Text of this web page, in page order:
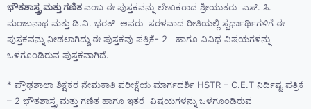
ಭೌತಶಾಸ್ತ್ರ ಮತ್ತು ಗಣಿತಎಂಬ ಈ ಪುಸ್ತಕವನ್ನು ಲೇಖಕರಾದ ಶ್ರೀಯುತರು ಎಸ್.‌ ಸಿ.
ಮಂಜುನಾಥ ಮತ್ತು ಡಿ.ವಿ. ಭರತ್‌ ಅವರು ಸರಳವಾದ ರೀತಿಯಲ್ಲಿ ಸ್ಪರ್ಧಾರ್ಥಿಗಳಿಗೆ ಈ
ಪುಸ್ತಕವನ್ನು ನೀಡಲಾಗಿದ್ದು ಈ ಪುಸ್ತಕವು ಪತ್ರಿಕೆ- 2 ಹಾಗೂ ವಿವಿಧ ವಿಷಯಗಳನ್ನು
ಒಳಗೂಂಡಿರುವ ಪುಸ್ತಕವಾಗಿದೆ.
* ಪ್ರೌಢಶಾಲಾ ಶಿಕ್ಷಕರ ನೇಮಕಾತಿ ಪರೀಕ್ಷೆಯ ಮಾರ್ಗದರ್ಶಿ HSTR – C.E.T ನಿರ್ದಿಷ್ಟ ಪತ್ರಿಕೆ
– 2 ಭೌತಶಾಸ್ತ್ರ ಮತ್ತು ಗಣಿತ ಹಾಗೂ ಇತರೆ ವಿಷಯಗಳನ್ನು ಒಳಗೂಂಡಿರುವ